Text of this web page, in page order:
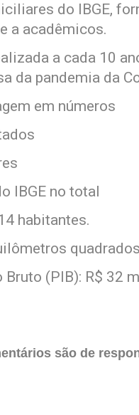
do IBGE,
a acadêmicos.
a cada 10
da pandemia da
em números
IBGE no total
habitantes.
Bruto (PIB): R$ 32
são de